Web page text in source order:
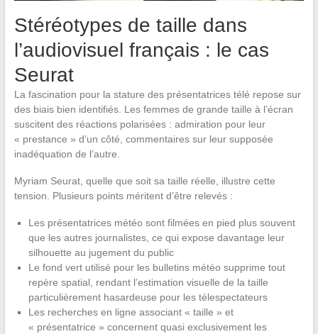
Stéréotypes de taille dans
l’audiovisuel français : le cas
Seurat
La fascination pour la stature des présentatrices télé repose sur
des biais bien identifiés. Les femmes de grande taille à l’écran
suscitent des réactions polarisées : admiration pour leur
« prestance » d’un côté, commentaires sur leur supposée
inadéquation de l’autre.
Myriam Seurat, quelle que soit sa taille réelle, illustre cette
tension. Plusieurs points méritent d’être relevés :
Les présentatrices météo sont filmées en pied plus souvent
que les autres journalistes, ce qui expose davantage leur
silhouette au jugement du public
Le fond vert utilisé pour les bulletins météo supprime tout
repère spatial, rendant l’estimation visuelle de la taille
particulièrement hasardeuse pour les télespectateurs
Les recherches en ligne associant « taille » et
« présentatrice » concernent quasi exclusivement les